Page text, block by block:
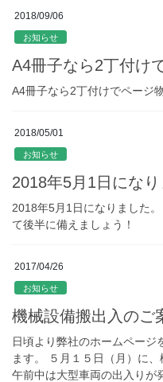
2018/09/06
お知らせ
A4冊子なら2丁付け
A4冊子なら2丁付けでページ
2018/05/01
お知らせ
2018年5月1日になり
2018年5月1日になりました
て後半に備えましょう！
2017/04/26
お知らせ
機械設備搬出入のご
日頃より弊社のホームページ
ます。 ５月１５日（月）に
午前中は大型車両の出入りが